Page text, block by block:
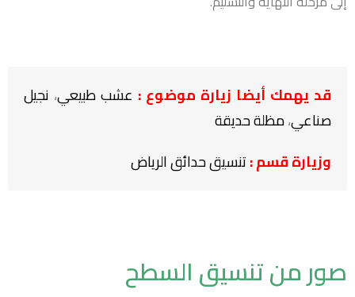
قد يهمك أيضا زيارة موضوع : عشب طبيعي، نجيل
صناعي،مظلة حديقة
وزيارة قسم :تنسيق حدائق الرياض
صور من تنسيق السطح